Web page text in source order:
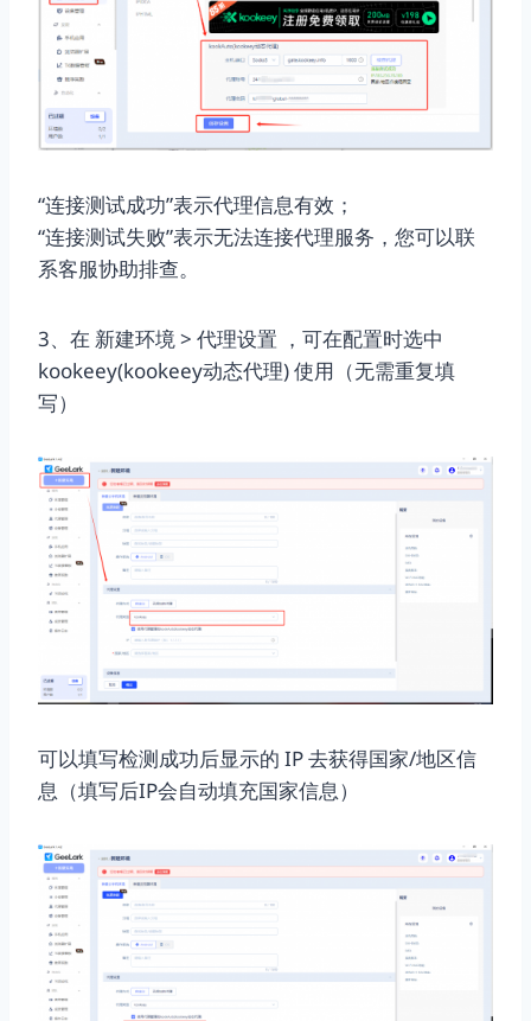
“连接测试成功”表示代理信息有效；
“连接测试失败”表示无法连接代理服务，您可以联
系客服协助排查。
3、在 新建环境 > 代理设置 ，可在配置时选中
kookeey(kookeey动态代理) 使用（无需重复填
写）
可以填写检测成功后显示的 IP 去获得国家/地区信
息（填写后IP会自动填充国家信息）